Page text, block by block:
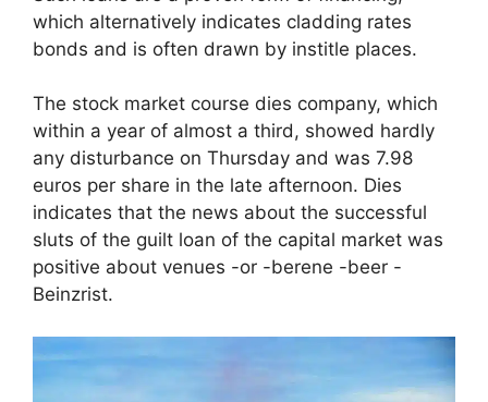
which alternatively indicates cladding rates
bonds and is often drawn by institle places.
The stock market course dies company, which
within a year of almost a third, showed hardly
any disturbance on Thursday and was 7.98
euros per share in the late afternoon. Dies
indicates that the news about the successful
sluts of the guilt loan of the capital market was
positive about venues -or -berene -beer -
Beinzrist.